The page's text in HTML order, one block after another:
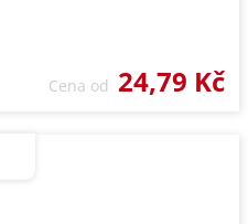
Cena od 24,79 Kč